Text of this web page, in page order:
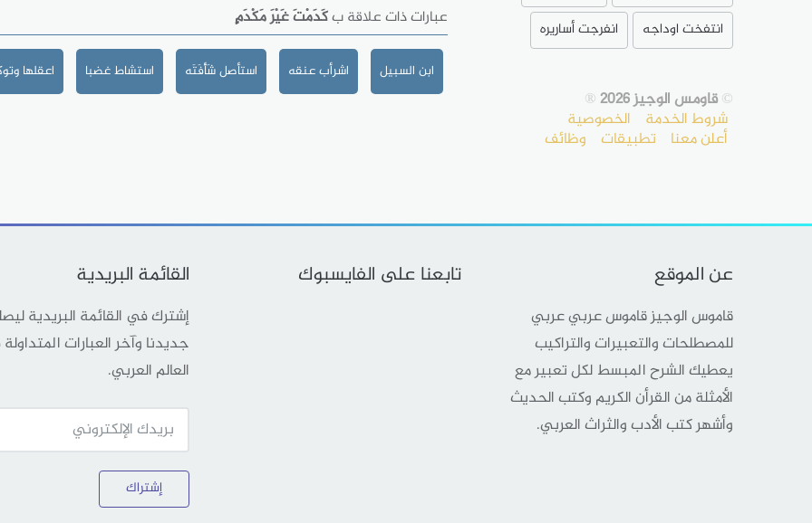
عبارات ذات علاقة بكَدَمْتَ غَيْرَ مَكْدَمٍ
ابن السبيل اشرأب عنقه استأصل شَأْفَتَه استشاط غضبا اعقلها
انتفخت اوداجه
انفرجت أساريره
©قاومس الوجيز 2026 ®
شروط الخدمة الخصوصية
أعلن معنا تطبيقات وظائف
عن الموقع
قاموس الوجيز قاموس عربي عربي
للمصطلحات والتعبيرات والتراكيب
يعطيك الشرح المبسط لكل تعبير مع
الأمثلة من القرأن الكريم وكتب الحديث
وأشهر كتب الأدب والثراث العربي.
تابعنا على الفايسبوك القائمة البريدية
إشترك في القائمة البريدية
جديدنا وآخر العبارات
العالم العربي.
إشتراك